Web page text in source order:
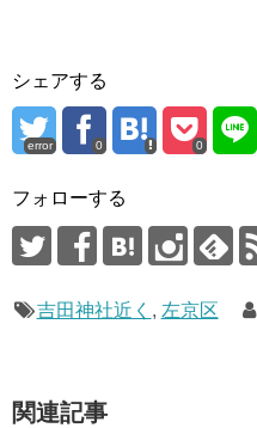
シェアする
error 0 0
フォローする
吉田神社近く , 左京区
関連記事